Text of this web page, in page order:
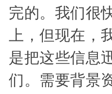
完的。我们很
上，但现在，
是把这些信息
们。需要背景